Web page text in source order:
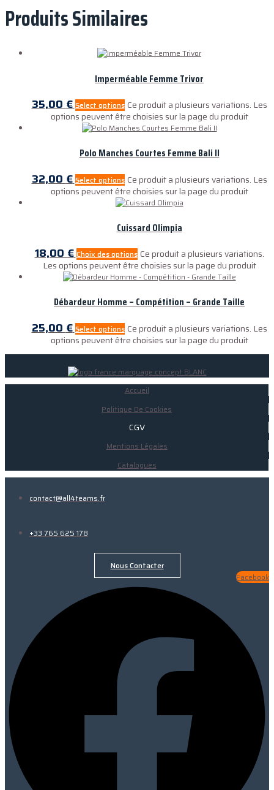
Produits Similaires
Imperméable Femme Trivor
35,00€ Select options Ce produit a plusieurs variations. Les
options peuvent être choisies sur la page du produit
Polo Manches Courtes Femme Bali II
32,00 € Select options Ce produit a plusieurs variations. Les
options peuvent être choisies sur la page du produit
Cuissard Olimpia
18,00€ Choix des options Ce produit a plusieurs variations.
Les options peuvent être choisies sur la page du produit
Débardeur Homme – Compétition – Grande Taille
25,00 € Select options Ce produit a plusieurs variations. Les
options peuvent être choisies sur la page du produit
Accueil
Politique De Cookies
CGV
Mentions Légales
Catalogues
contact@all4teams.fr
+33 765 625 178
Nous Contacter
Facebook